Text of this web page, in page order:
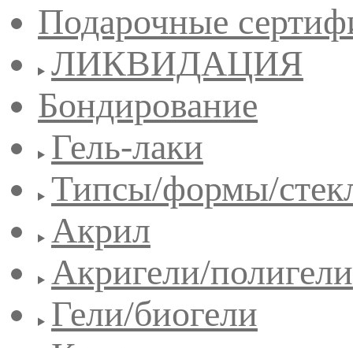
Подарочные
ЛИКВИДАЦИЯ
Бондирование
Гель-лаки
Типсы/формы/
Акрил
Акригели/полигели
Гели/биогели